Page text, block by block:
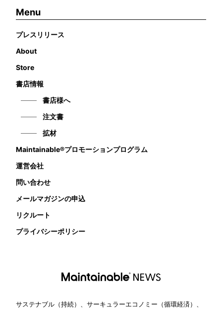
Menu
プレスリリース
About
Store
書店情報
書店様へ
注文書
拡材
Maintainable®プロモーションプログラム
運営会社
問い合わせ
メールマガジンの申込
リクルート
プライバシーポリシー
サステナブル（持続）、サーキュラーエコノミー（循環経済）、